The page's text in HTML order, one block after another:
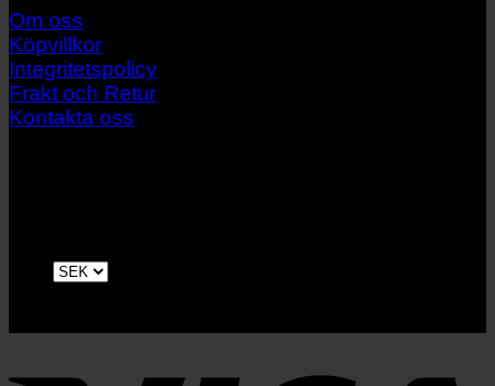
Om oss
Köpvillkor
Integritetspolicy
Frakt och Retur
Kontakta oss